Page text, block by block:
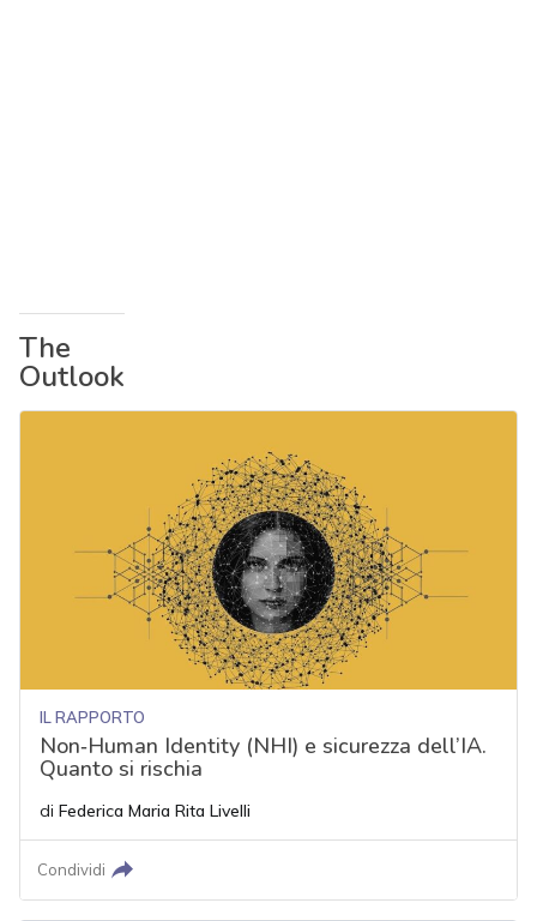
The
Outlook
IL RAPPORTO
Non‑Human Identity (NHI) e sicurezza dell’IA.
Quanto si rischia
di Federica Maria Rita Livelli
Condividi